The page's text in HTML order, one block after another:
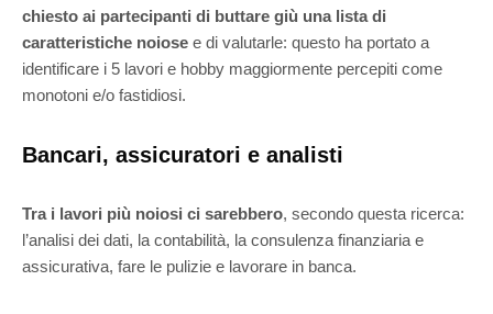
chiesto ai partecipanti di buttare giù una lista di
caratteristiche noiose e di valutarle: questo ha portato a
identificare i 5 lavori e hobby maggiormente percepiti come
monotoni e/o fastidiosi.
Bancari, assicuratori e analisti
Tra i lavori più noiosi ci sarebbero, secondo questa ricerca:
l’analisi dei dati, la contabilità, la consulenza finanziaria e
assicurativa, fare le pulizie e lavorare in banca.